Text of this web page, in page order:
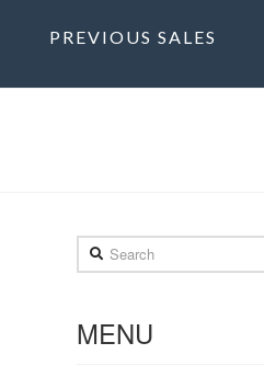
PREVIOUS SALES
Search
MENU